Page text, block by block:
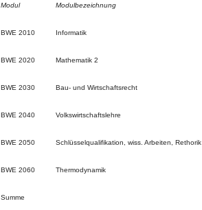
Modul Modulbezeichnung
BWE 2010 Informatik
BWE 2020 Mathematik 2
BWE 2030 Bau- und Wirtschaftsrecht
BWE 2040 Volkswirtschaftslehre
BWE 2050 Schlüsselqualifikation, wiss. Arbeiten, Rethorik
BWE 2060 Thermodynamik
Summe